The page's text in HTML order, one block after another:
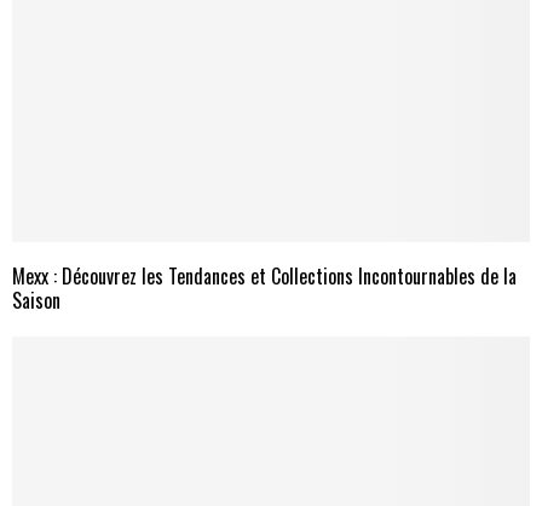
Mexx : Découvrez les Tendances et Collections Incontournables de la
Saison